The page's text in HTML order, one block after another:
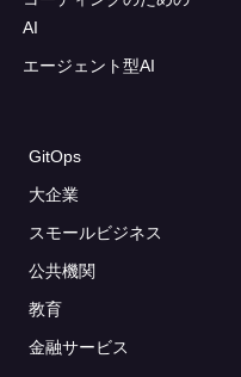
AI
エージェント型AI
GitOps
大企業
スモールビジネス
公共機関
教育
金融サービス